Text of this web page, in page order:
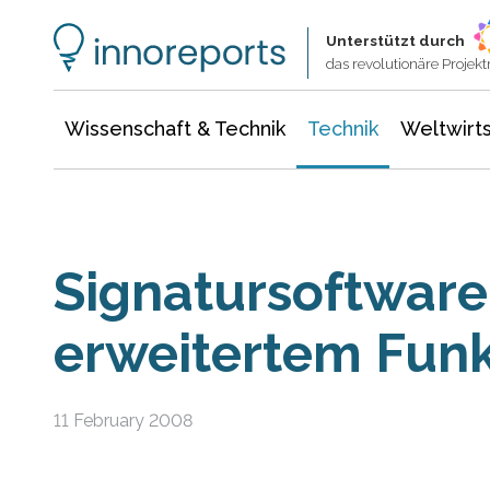
Unterstützt durch
das revolutionäre
Wissenschaft & Technik Technik
erweitertem
11 February 2008